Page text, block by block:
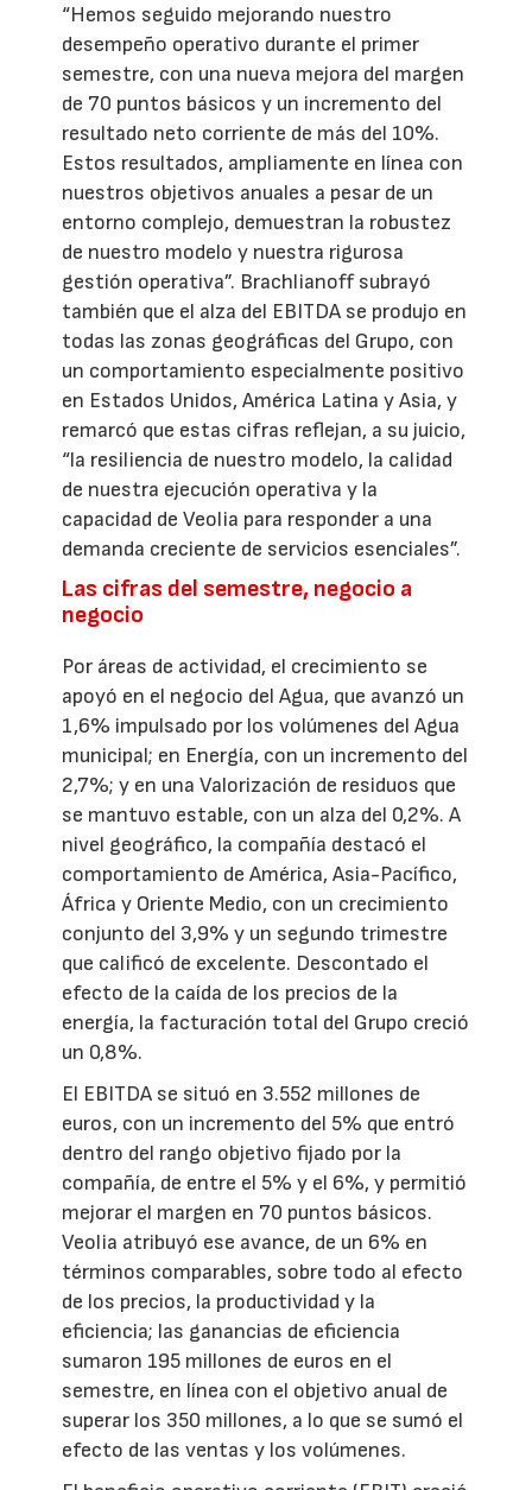
“Hemos seguido mejorando nuestro
desempeño operativo durante el primer
semestre, con una nueva mejora del margen
de 70 puntos básicos y un incremento del
resultado neto corriente de más del 10%.
Estos resultados, ampliamente en línea con
nuestros objetivos anuales a pesar de un
entorno complejo, demuestran la robustez
de nuestro modelo y nuestra rigurosa
gestión operativa”. Brachlianoff subrayó
también que el alza del EBITDA se produjo en
todas las zonas geográficas del Grupo, con
un comportamiento especialmente positivo
en Estados Unidos, América Latina y Asia, y
remarcó que estas cifras reflejan, a su juicio,
“la resiliencia de nuestro modelo, la calidad
de nuestra ejecución operativa y la
capacidad de Veolia para responder a una
demanda creciente de servicios esenciales”.
Las cifras del semestre, negocio a
negocio
Por áreas de actividad, el crecimiento se
apoyó en el negocio del Agua, que avanzó un
1,6% impulsado por los volúmenes del Agua
municipal; en Energía, con un incremento del
2,7%; y en una Valorización de residuos que
se mantuvo estable, con un alza del 0,2%. A
nivel geográfico, la compañía destacó el
comportamiento de América, Asia-Pacífico,
África y Oriente Medio, con un crecimiento
conjunto del 3,9% y un segundo trimestre
que calificó de excelente. Descontado el
efecto de la caída de los precios de la
energía, la facturación total del Grupo creció
un 0,8%.
El EBITDA se situó en 3.552 millones de
euros, con un incremento del 5% que entró
dentro del rango objetivo fijado por la
compañía, de entre el 5% y el 6%, y permitió
mejorar el margen en 70 puntos básicos.
Veolia atribuyó ese avance, de un 6% en
términos comparables, sobre todo al efecto
de los precios, la productividad y la
eficiencia; las ganancias de eficiencia
sumaron 195 millones de euros en el
semestre, en línea con el objetivo anual de
superar los 350 millones, a lo que se sumó el
efecto de las ventas y los volúmenes.